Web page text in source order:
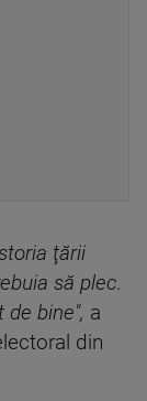
ţării
să plec.
bine", a
din